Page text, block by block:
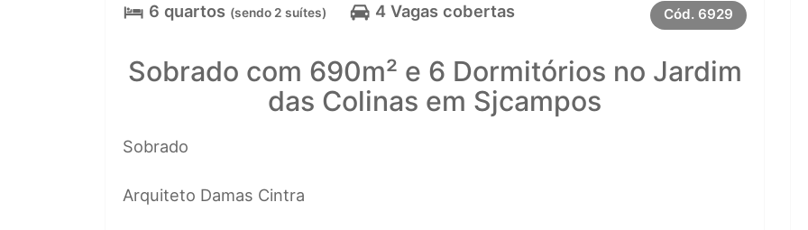
6 quartos (sendo 2 suítes) 4 Vagas cobertas Cód. 6929
Sobrado com 690m² e 6 Dormitórios no Jardim
das Colinas em Sjcampos
Sobrado
Arquiteto Damas Cintra